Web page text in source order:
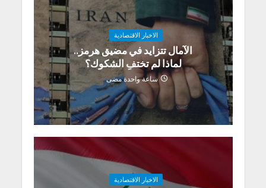
الاخبار الاقتصادية
الآمال تتزايد في مضيق هرمز..
لماذا لم تختفِ الشكوك؟
ساعة واحدة مضى
الاخبار الاقتصادية